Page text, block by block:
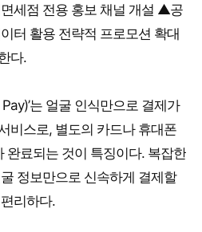
세점 전용 홍보 채널 개설 ▲공
터 활용 전략적 프로모션 확대
다.
는 얼굴 인식만으로 결제가
비스로, 별도의 카드나 휴대폰
완료되는 것이 특징이다. 복잡한
정보만으로 신속하게 결제할
리하다.